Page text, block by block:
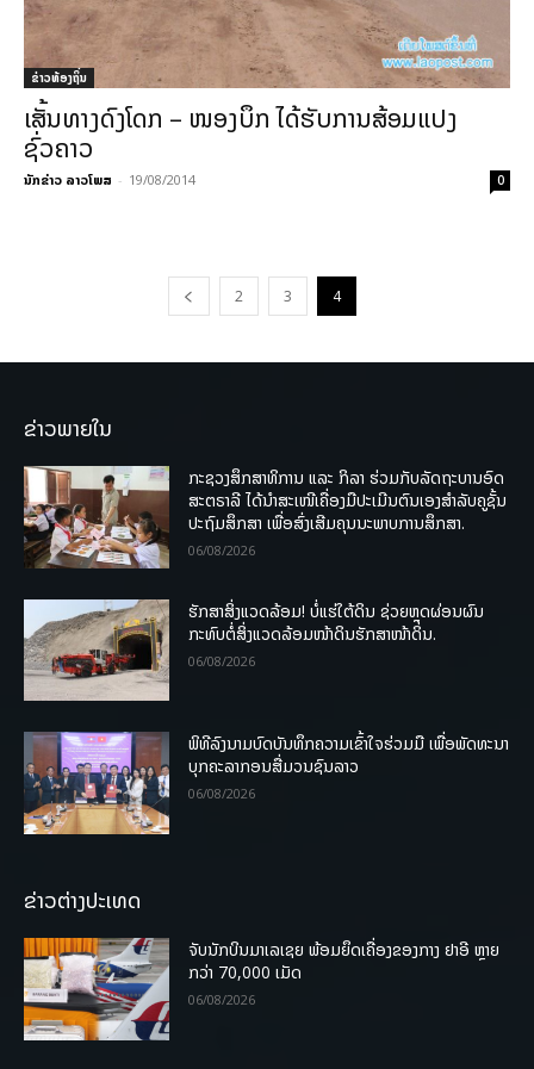
ຂ່າວທ້ອງຖິ່ນ
ເສັ້ນທາງດົງໂດກ – ໜອງບຶກ ໄດ້ຮັບການສ້ອມແປງ
ຊົ່ວຄາວ
ນັກຂ່າວ ລາວໂພສ - 19/08/2014 0
2 3 4
ຂ່າວພາຍໃນ
ກະຊວງສຶກສາທິການ ແລະ ກິລາ ຮ່ວມກັບລັດຖະບານອົດ
ສະຕຣາລີ ໄດ້ນຳສະເໜີເຄື່ອງມືປະເມີນຕົນເອງສຳລັບຄູຊັ້ນ
ປະຖົມສຶກສາ ເພື່ອສົ່ງເສີມຄຸນນະພາບການສຶກສາ.
06/08/2026
ຮັກສາສິ່ງແວດລ້ອມ! ບໍ່ແຮ່ໃຕ້ດິນ ຊ່ວຍຫຼຸດຜ່ອນຜົນ
ກະທົບຕໍ່ສິ່ງແວດລ້ອມໜ້າດິນຮັກສາໜ້າດິນ.
06/08/2026
ພິທີລົງນາມບົດບັນທຶກຄວາມເຂົ້າໃຈຮ່ວມມື ເພື່ອພັດທະນາ
ບຸກຄະລາກອນສື່ມວນຊົນລາວ
06/08/2026
ຂ່າວຕ່າງປະເທດ
ຈັບນັກບິນມາເລເຊຍ ພ້ອມຍຶດເຄື່ອງຂອງກາງ ຢາອີ ຫຼາຍ
ກວ່າ 70,000 ເມັດ
06/08/2026